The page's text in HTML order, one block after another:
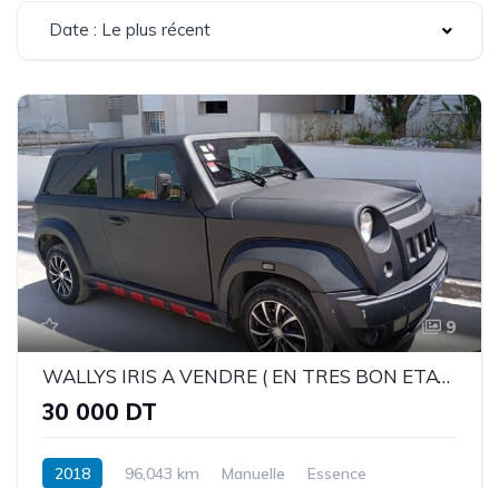
Date : Le plus récent
9
WALLYS IRIS A VENDRE ( EN TRES BON ETAT)
30 000 DT
2018 96,043 km Manuelle
Essence